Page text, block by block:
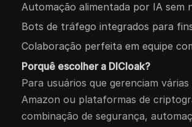
Automação alimentada por IA sem
Bots de tráfego integrados para
Colaboração perfeita em equipe
Porquê escolher a DICloak?
Para usuários que gerenciam
Amazon ou plataformas de
combinação de segurança,